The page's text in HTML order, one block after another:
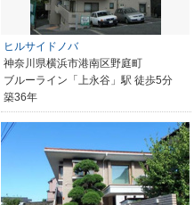
ヒルサイドノバ
神奈川県横浜市港南区野庭町
ブルーライン「上永谷」駅 徒歩5分
築36年